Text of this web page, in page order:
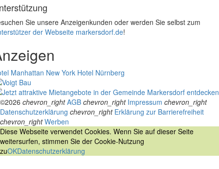
Sie unsere Anzeigenkunden oder werden Sie selbst zum
der Webseite markersdorf.de!
Manhattan New York Hotel Nürnberg
©2026 chevron_right AGB chevron_right Impressum chevron_right
Datenschutzerklärung chevron_right Erklärung zur Barrierefreiheit
chevron_right Werben
Diese Webseite verwendet Cookies. Wenn Sie auf dieser Seite
weitersurfen, stimmen Sie der Cookie-Nutzung
zuOKDatenschutzerklärung